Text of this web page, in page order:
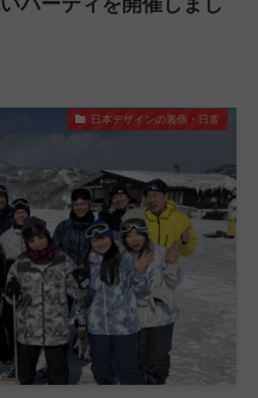
日本デザインの裏側・日常